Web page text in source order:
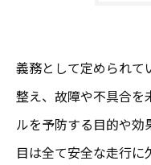
義務として定められて
整え、故障や不具合を
ルを予防する目的や効
目は全て安全な走行